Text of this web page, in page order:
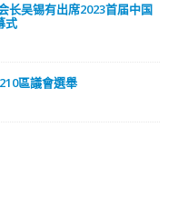
长吴锡有出席2023首届中国
式
區議會選舉